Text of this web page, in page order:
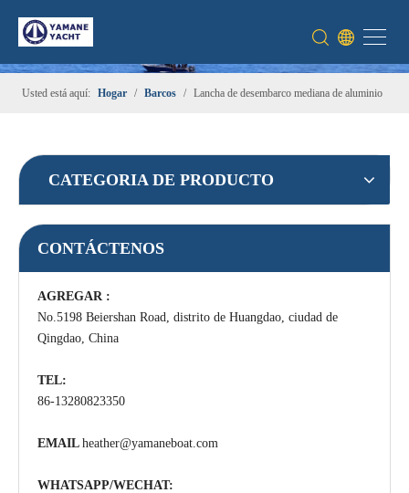
Usted está aquí: Hogar / Barcos / Lancha de desembarco mediana de aluminio
CATEGORIA DE PRODUCTO
CONTÁCTENOS
AGREGAR :
No.5198 Beiershan Road, distrito de Huangdao, ciudad de
Qingdao, China
TEL:
86-13280823350
EMAIL heather@yamaneboat.com
WHATSAPP/WECHAT: